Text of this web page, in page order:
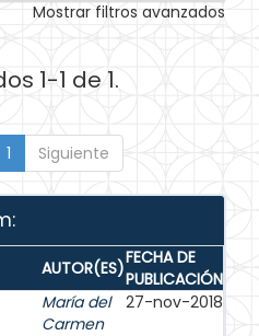
Mostrar filtros avanzados
1-1 de 1.
1 Siguiente
AUTOR(ES)FECHA DE
PUBLICACIÓN
María del
Carmen
27-nov-2018